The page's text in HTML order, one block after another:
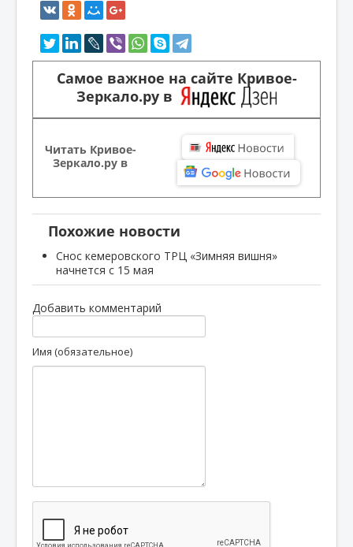
Самое важное на сайте Кривое-
Зеркало.ру в
Читать Кривое-
Зеркало.ру в
Похожие новости
Снос кемеровского ТРЦ «Зимняя вишня»
начнется с 15 мая
Добавить комментарий
Имя (обязательное)